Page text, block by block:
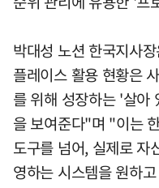
박대성 노션 한국지사
플레이스 활용 현황은
를 위해 성장하는 '살아
을 보여준다"며 "이는
도구를 넘어, 실제로 자
영하는 시스템을 원하